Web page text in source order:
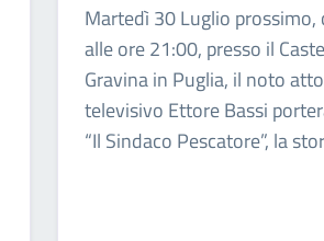
Martedì 30 Luglio prossimo,
alle ore 21:00, presso il
Gravina in Puglia, il noto
televisivo Ettore Bassi
“Il Sindaco Pescatore”, la